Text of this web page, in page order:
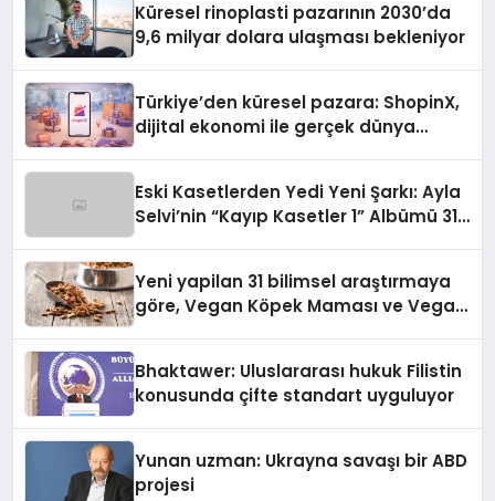
Küresel rinoplasti pazarının 2030’da
9,6 milyar dolara ulaşması bekleniyor
Türkiye’den küresel pazara: ShopinX,
dijital ekonomi ile gerçek dünya
Eski Kasetlerden Yedi Yeni Şarkı: Ayla
Selvi’nin “Kayıp Kasetler 1” Albümü 31
Yeni yapilan 31 bilimsel araştırmaya
göre, Vegan Köpek Maması ve Vegan
Bhaktawer: Uluslararası hukuk Filistin
konusunda çifte standart uyguluyor
Yunan uzman: Ukrayna savaşı bir ABD
projesi